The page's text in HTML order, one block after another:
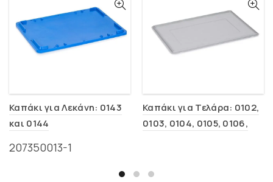
Καπάκι για Λεκάνη: 0143
και 0144
207350013-1
Καπάκι για Τελάρα: 0102,
0103, 0104, 0105, 0106,